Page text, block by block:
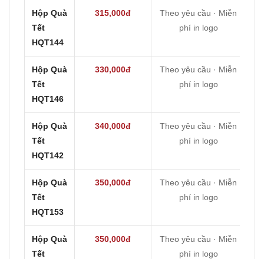
Hộp Quà
Tết
HQT144
315,000đ
Theo yêu cầu · Miễn
phí in logo
Hộp Quà
Tết
HQT146
330,000đ
Theo yêu cầu · Miễn
phí in logo
Hộp Quà
Tết
HQT142
340,000đ
Theo yêu cầu · Miễn
phí in logo
Hộp Quà
Tết
HQT153
350,000đ
Theo yêu cầu · Miễn
phí in logo
Hộp Quà
Tết
350,000đ
Theo yêu cầu · Miễn
phí in logo